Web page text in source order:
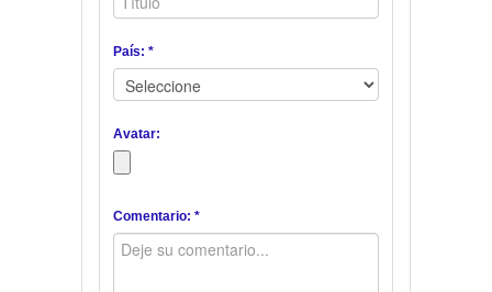
País: *
Avatar:
Comentario: *